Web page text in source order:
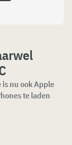
is nu ook Apple
te laden